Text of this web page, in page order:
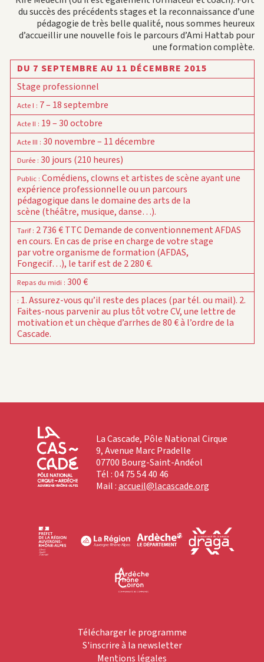
du succès des précédents stages et la reconnaissance d’une
pédagogie de très belle qualité, nous sommes heureux
d’accueillir une nouvelle fois le parcours d’Ami Hattab pour
une formation complète.
DU 7 SEPTEMBRE AU 11 DÉCEMBRE 2015
Stage professionnel
Acte I : 7 – 18 septembre
Acte II : 19 – 30 octobre
Acte III : 30 novembre – 11 décembre
Durée: 30 jours (210 heures)
Public: Comédiens, clowns et artistes de scène ayant une
expérience professionnelle ou un parcours
pédagogique dans le domaine des arts de la
scène (théâtre, musique, danse…).
Tarif: 2 736 € TTC Demande de conventionnement AFDAS
en cours. En cas de prise en charge de votre stage
par votre organisme de formation (AFDAS,
Fongecif…), le tarif est de 2 280 €.
Repas du midi : 300 €
: 1. Assurez-vous qu’il reste des places (par tél. ou mail). 2.
Faites-nous parvenir au plus tôt votre CV, une lettre de
motivation et un chèque d’arrhes de 80 € à l’ordre de la
Cascade.
La Cascade, Pôle National Cirque
9, Avenue Marc Pradelle
07700 Bourg-Saint-Andéol
Tél : 04 75 54 40 46
Mail :accueil@lacascade.org
Télécharger le programme
S'inscrire à la newsletter
Mentions légales